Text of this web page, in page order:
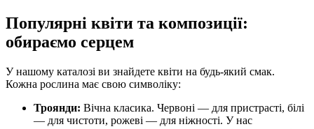
Популярні квіти та композиції:
обираємо серцем
У нашому каталозі ви знайдете квіти на будь-який смак.
Кожна рослина має свою символіку:
Троянди: Вічна класика. Червоні — для пристрасті, білі
— для чистоти, рожеві — для ніжності. У нас